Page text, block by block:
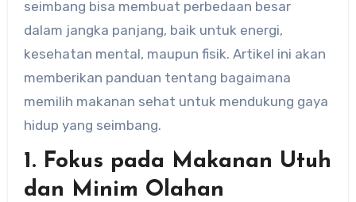
seimbang bisa membuat perbedaan besar
dalam jangka panjang, baik untuk energi,
kesehatan mental, maupun fisik. Artikel ini akan
memberikan panduan tentang bagaimana
memilih makanan sehat untuk mendukung gaya
hidup yang seimbang.
1. Fokus pada Makanan Utuh
dan Minim Olahan